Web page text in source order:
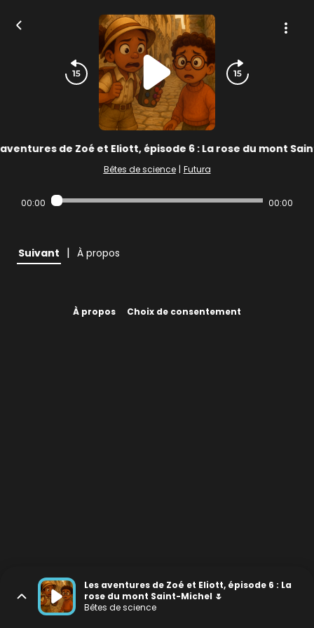
de Zoé et Eliott, épisode 6 : La rose du mont
Bêtes de science | Futura
00:00 00:00
Suivant | À propos
À propos Choix de consentement
Les aventures de Zoé et Eliott, épisode 6 : La
rose du mont Saint-Michel 🌷
Bêtes de science